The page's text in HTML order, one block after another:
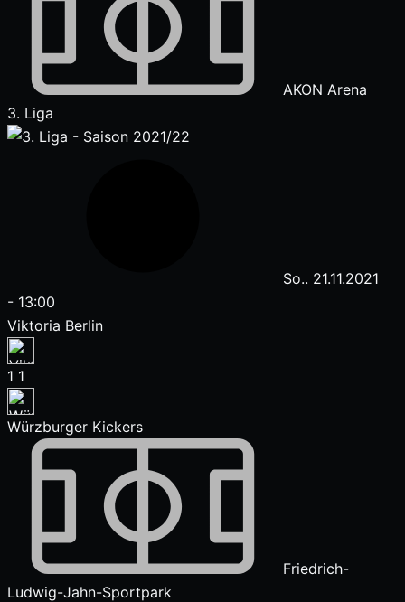
AKON Arena
3. Liga
So.. 21.11.2021
- 13:00
Viktoria Berlin
1 1
Würzburger Kickers
Friedrich-
Ludwig-Jahn-Sportpark